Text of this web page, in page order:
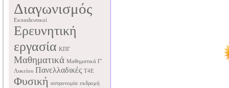
Διαγωνισμός
Εκπαιδευτικοί
Ερευνητική
εργασία ΚΠΓ
Μαθηματικά Μαθηματικά Γ'
Λυκείου Πανελλαδικές Τ4Ε
Φυσική αστρονομία εκδρομή